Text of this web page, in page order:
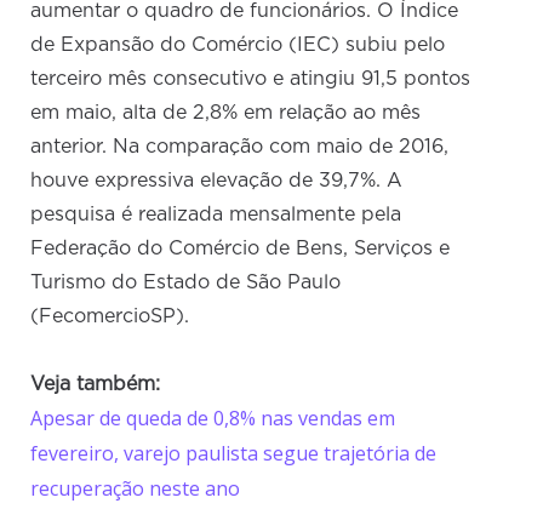
aumentar o quadro de funcionários. O Índice
de Expansão do Comércio (IEC) subiu pelo
terceiro mês consecutivo e atingiu 91,5 pontos
em maio, alta de 2,8% em relação ao mês
anterior. Na comparação com maio de 2016,
houve expressiva elevação de 39,7%. A
pesquisa é realizada mensalmente pela
Federação do Comércio de Bens, Serviços e
Turismo do Estado de São Paulo
(FecomercioSP).
Veja também:
Apesar de queda de 0,8% nas vendas em
fevereiro, varejo paulista segue trajetória de
recuperação neste ano